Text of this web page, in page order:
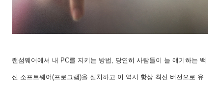
랜섬웨어에서 내 PC를 지키는 방법, 당연히 사람들이 늘 얘기하는 백
신 소프트웨어(프로그램)을 설치하고 이 역시 항상 최신 버전으로 유